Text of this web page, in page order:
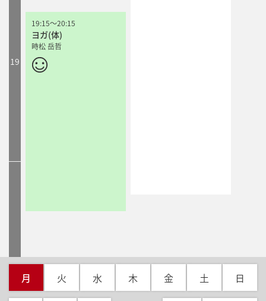
月 火 水 木 金 土 日
19:15～20:15
ヨガ(体)
時松 岳哲
19:15～20:15
ヨガ(体)
時松 岳哲
21:15
ボディコンバット45
植田 優己
21:30
メガダンス45/オンライ
21:15
ボディコンバット45
植田 優己
21:30
メガダンス45/オンライ
19
20